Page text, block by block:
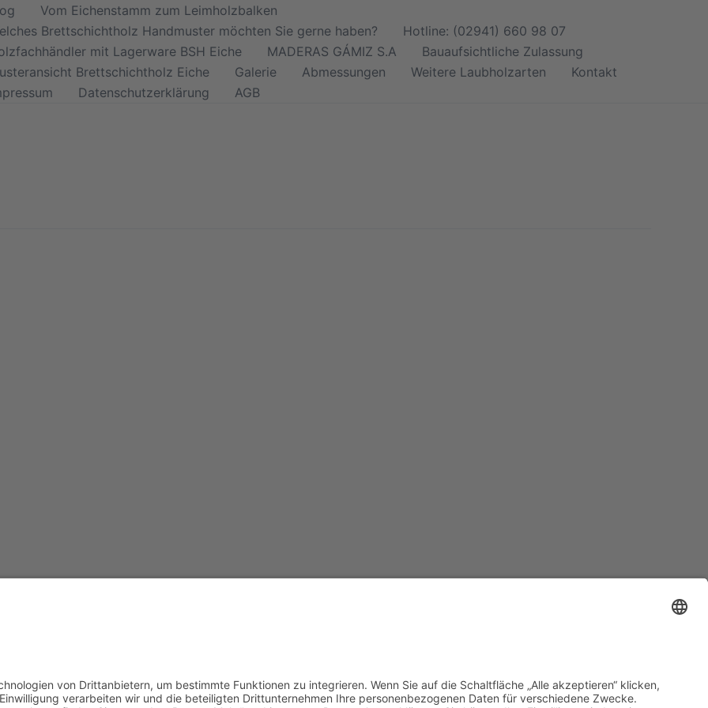
Vom Eichenstamm zum Leimholzbalken
Brettschichtholz Handmuster möchten Sie gerne haben?
Hotline: (02941) 660 98 07
mit Lagerware BSH Eiche
MADERAS GÁMIZ S.A
Bauaufsichtliche Zulassung
Brettschichtholz Eiche
Galerie Abmessungen Weitere Laubholzarten
Kontakt
Datenschutzerklärung AGB